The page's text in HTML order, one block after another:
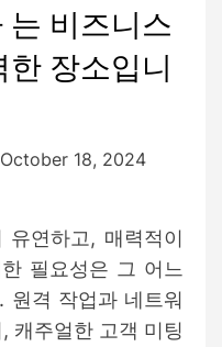
비즈니스
장소입니
October 18, 2024
유연하고, 매력적이
필요성은 그 어느
원격 작업과 네트워
캐주얼한 고객 미팅